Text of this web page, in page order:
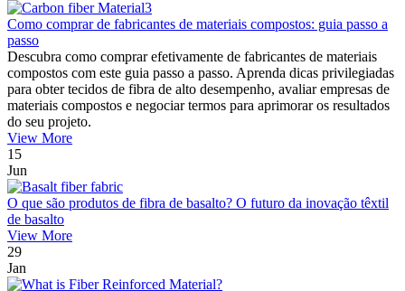
Como comprar de fabricantes de materiais compostos: guia passo a
passo
Descubra como comprar efetivamente de fabricantes de materiais
compostos com este guia passo a passo. Aprenda dicas privilegiadas
para obter tecidos de fibra de alto desempenho, avaliar empresas de
materiais compostos e negociar termos para aprimorar os resultados
do seu projeto.
View More
15
Jun
O que são produtos de fibra de basalto? O futuro da inovação têxtil
de basalto
View More
29
Jan